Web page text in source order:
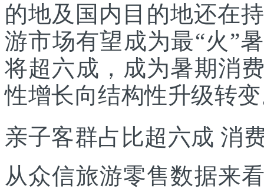
的地及国内目的地还在
游市场有望成为最“火”
将超六成，成为暑期消
性增长向结构性升级转
亲子客群占比超六成 消
从众信旅游零售数据来